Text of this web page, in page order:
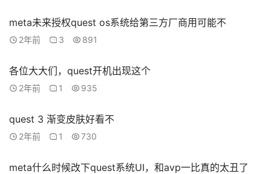
meta未来授权quest os系统给第三方厂商用可能不
2年前 3 891
各位大大们，quest开机出现这个
2年前 1 935
quest 3 渐变皮肤好看不
2年前 1 730
meta什么时候改下quest系统UI，和avp一比真的太丑了